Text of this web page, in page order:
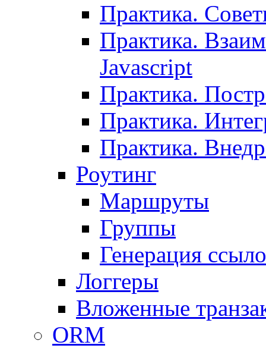
Практика.
Практика.
Javascript
Практика.
Практика.
Практика.
Роутинг
Маршруты
Группы
Генерация
Логгеры
Вложенные
ORM